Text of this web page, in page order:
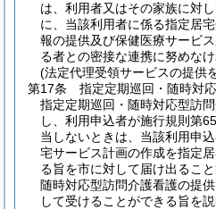
は、利用者又はその家族に対
に、当該利用者に係る指定居
報の提供及び保健医療サービ
る者との密接な連携に努めなけ
(法定代理受領サービスの提供
第17条
指定定期巡回・随時対
指定定期巡回・随時対応型訪
し、利用申込者が施行規則第
当しないときは、当該利用申
宅サービス計画の作成を指定
る旨を市に対して届け出るこ
随時対応型訪問介護看護の提
して受けることができる旨を